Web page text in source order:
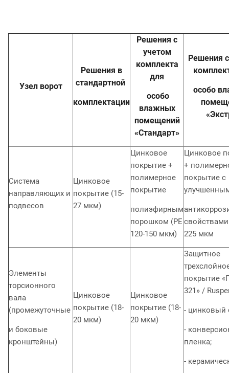
Узел ворот
Решения в
стандартной
комплектации
Решения с
учетом
комплекта
для
особо
влажных
помещений
«Стандарт»
Решения
особо
Система
направляющих и
подвесов
Цинковое
покрытие (15-
27 мкм)
Цинковое
покрытие +
полимерное
покрытие
полиэфирным
порошком (PE
120-150 мкм)
Цинковое
+
покрытие с
225 мкм
Элементы
торсионного
вала
(промежуточные
и боковые
кронштейны)
Цинковое
покрытие (18-
20 мкм)
Цинковое
покрытие (18-
20 мкм)
Защитное
покрытие
321» /
- цинковый
-
пленка;
-